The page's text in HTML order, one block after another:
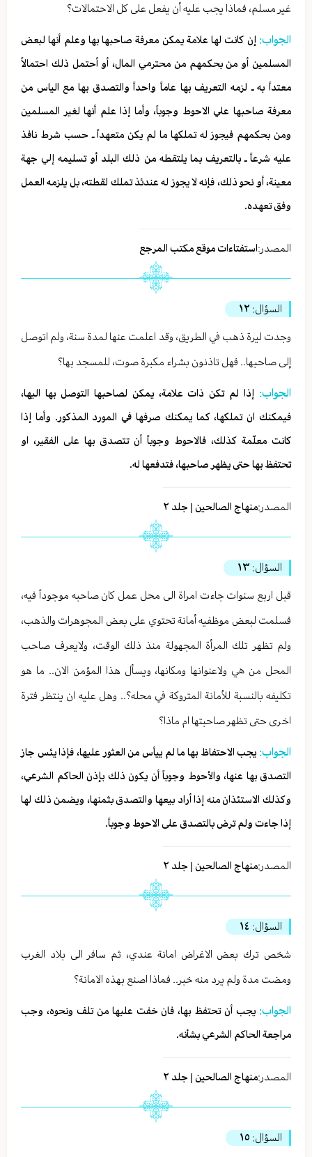
غير مسلم، فماذا يجب عليه أن يفعل على كل الاحتمالات؟
الجواب: إن كانت لها علامة يمكن معرفة صاحبها بها وعلم أنها لبعض
المسلمين أو من بحكمهم من محترمي المال، أو أحتمل ذلك احتمالاً
معتداً به ـ لزمه التعريف بها عاماً واحداً والتصدق بها مع الياس من
معرفة صاحبها علي الاحوط وجوباً، وأما إذا علم أنها لغير المسلمين
ومن بحكمهم فيجوز له تملكها ما لم يكن متعهداً ـ حسب شرط نافذ
عليه شرعاً ـ بالتعريف بما يلتقطه من ذلك البلد أو تسليمه إلي جهة
معينة، أو نحو ذلك، فإنه لا يجوز له عندئذ تملك لقطته، بل يلزمه العمل
وفق تعهده.
المصدر:استفتاءات موقع مكتب المرجع
السؤال: ١٢
وجدت ليرة ذهب في الطريق، وقد اعلمت عنها لمدة سنة، ولم اتوصل
إلى صاحبها.. فهل تاذنون بشراء مكبرة صوت، للمسجد بها؟
الجواب: إذا لم تكن ذات علامة، يمكن لصاحبها التوصل بها اليها،
فيمكنك ان تملكها، كما يمكنك صرفها في المورد المذكور. وأما إذا
كانت معلّمة كذلك، فالاحوط وجوباً أن تتصدق بها على الفقير، او
تحتفظ بها حتى يظهر صاحبها، فتدفعها له.
المصدر:منهاج الصالحين | جلد ٢
السؤال: ١٣
قبل اربع سنوات جاءت امراة الى محل عمل كان صاحبه موجوداً فيه،
فسلمت لبعض موظفيه أمانة تحتوي على بعض المجوهرات والذهب،
ولم تظهر تلك المرأة المجهولة منذ ذلك الوقت، ولايعرف صاحب
المحل من هي ولاعنوانها ومكانها، ويسأل هذا المؤمن الان.. ما هو
تكليفه بالنسبة للأمانة المتروكة في محله؟.. وهل عليه ان ينتظر فترة
اخرى حتى تظهر صاحبتها ام ماذا؟
الجواب: يجب الاحتفاظ بها ما لم ييأس من العثور عليها، فإذا يئس جاز
التصدق بها عنها، والأحوط وجوباً أن يكون ذلك بإذن الحاكم الشرعي،
وكذلك الاستئذان منه إذا أراد بيعها والتصدق بثمنها، ويضمن ذلك لها
إذا جاءت ولم ترض بالتصدق على الاحوط وجوباً.
المصدر:منهاج الصالحين | جلد ٢
السؤال: ١٤
شخص ترك بعض الاغراض امانة عندي، ثم سافر الى بلاد الغرب
ومضت مدة ولم يرد منه خبر.. فماذا اصنع بهذه الامانة؟
الجواب: يجب أن تحتفظ بها، فان خفت عليها من تلف ونحوه، وجب
مراجعة الحاكم الشرعي بشأنه.
المصدر:منهاج الصالحين | جلد ٢
السؤال: ١٥